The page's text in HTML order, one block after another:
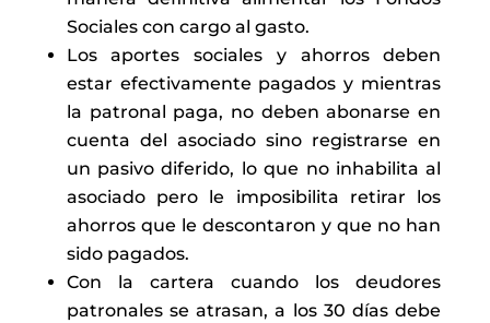
Sociales con cargo al gasto.
Los aportes sociales y ahorros deben
estar efectivamente pagados y mientras
la patronal paga, no deben abonarse en
cuenta del asociado sino registrarse en
un pasivo diferido, lo que no inhabilita al
asociado pero le imposibilita retirar los
ahorros que le descontaron y que no han
sido pagados.
Con la cartera cuando los deudores
patronales se atrasan, a los 30 días debe